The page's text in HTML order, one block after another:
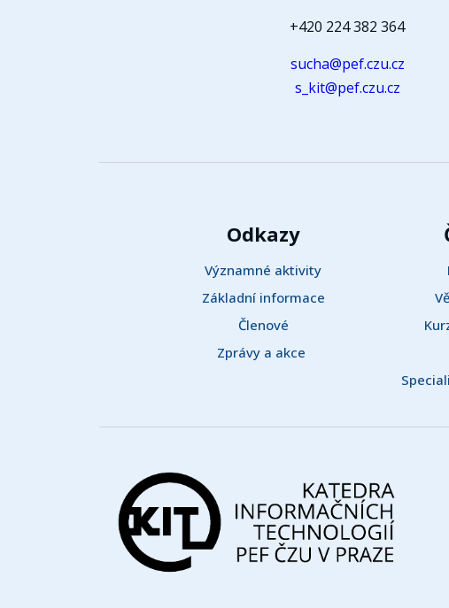
+420 224 382 364
sucha@pef.czu.cz
s_kit@pef.czu.cz
Odkazy
Významné aktivity
Základní informace
Členové
Zprávy a akce